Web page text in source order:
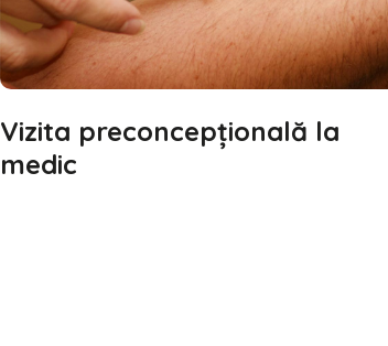
Vizita preconcepţională la
medic